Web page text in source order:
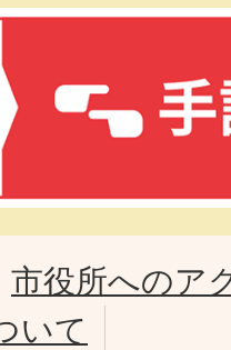
市役所へのア
いて